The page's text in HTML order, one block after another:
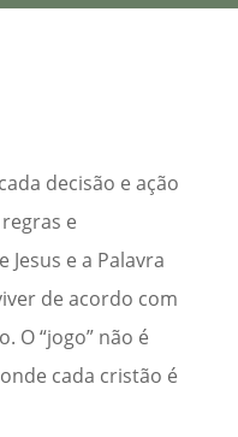
decisão e ação
e
e a Palavra
de acordo com
O “jogo” não é
cada cristão é